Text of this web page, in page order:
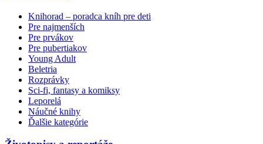
Knihorad – poradca kníh pre deti
Pre najmenších
Pre prvákov
Pre pubertiakov
Young Adult
Beletria
Rozprávky
Sci-fi, fantasy a komiksy
Leporelá
Náučné knihy
Ďalšie kategórie